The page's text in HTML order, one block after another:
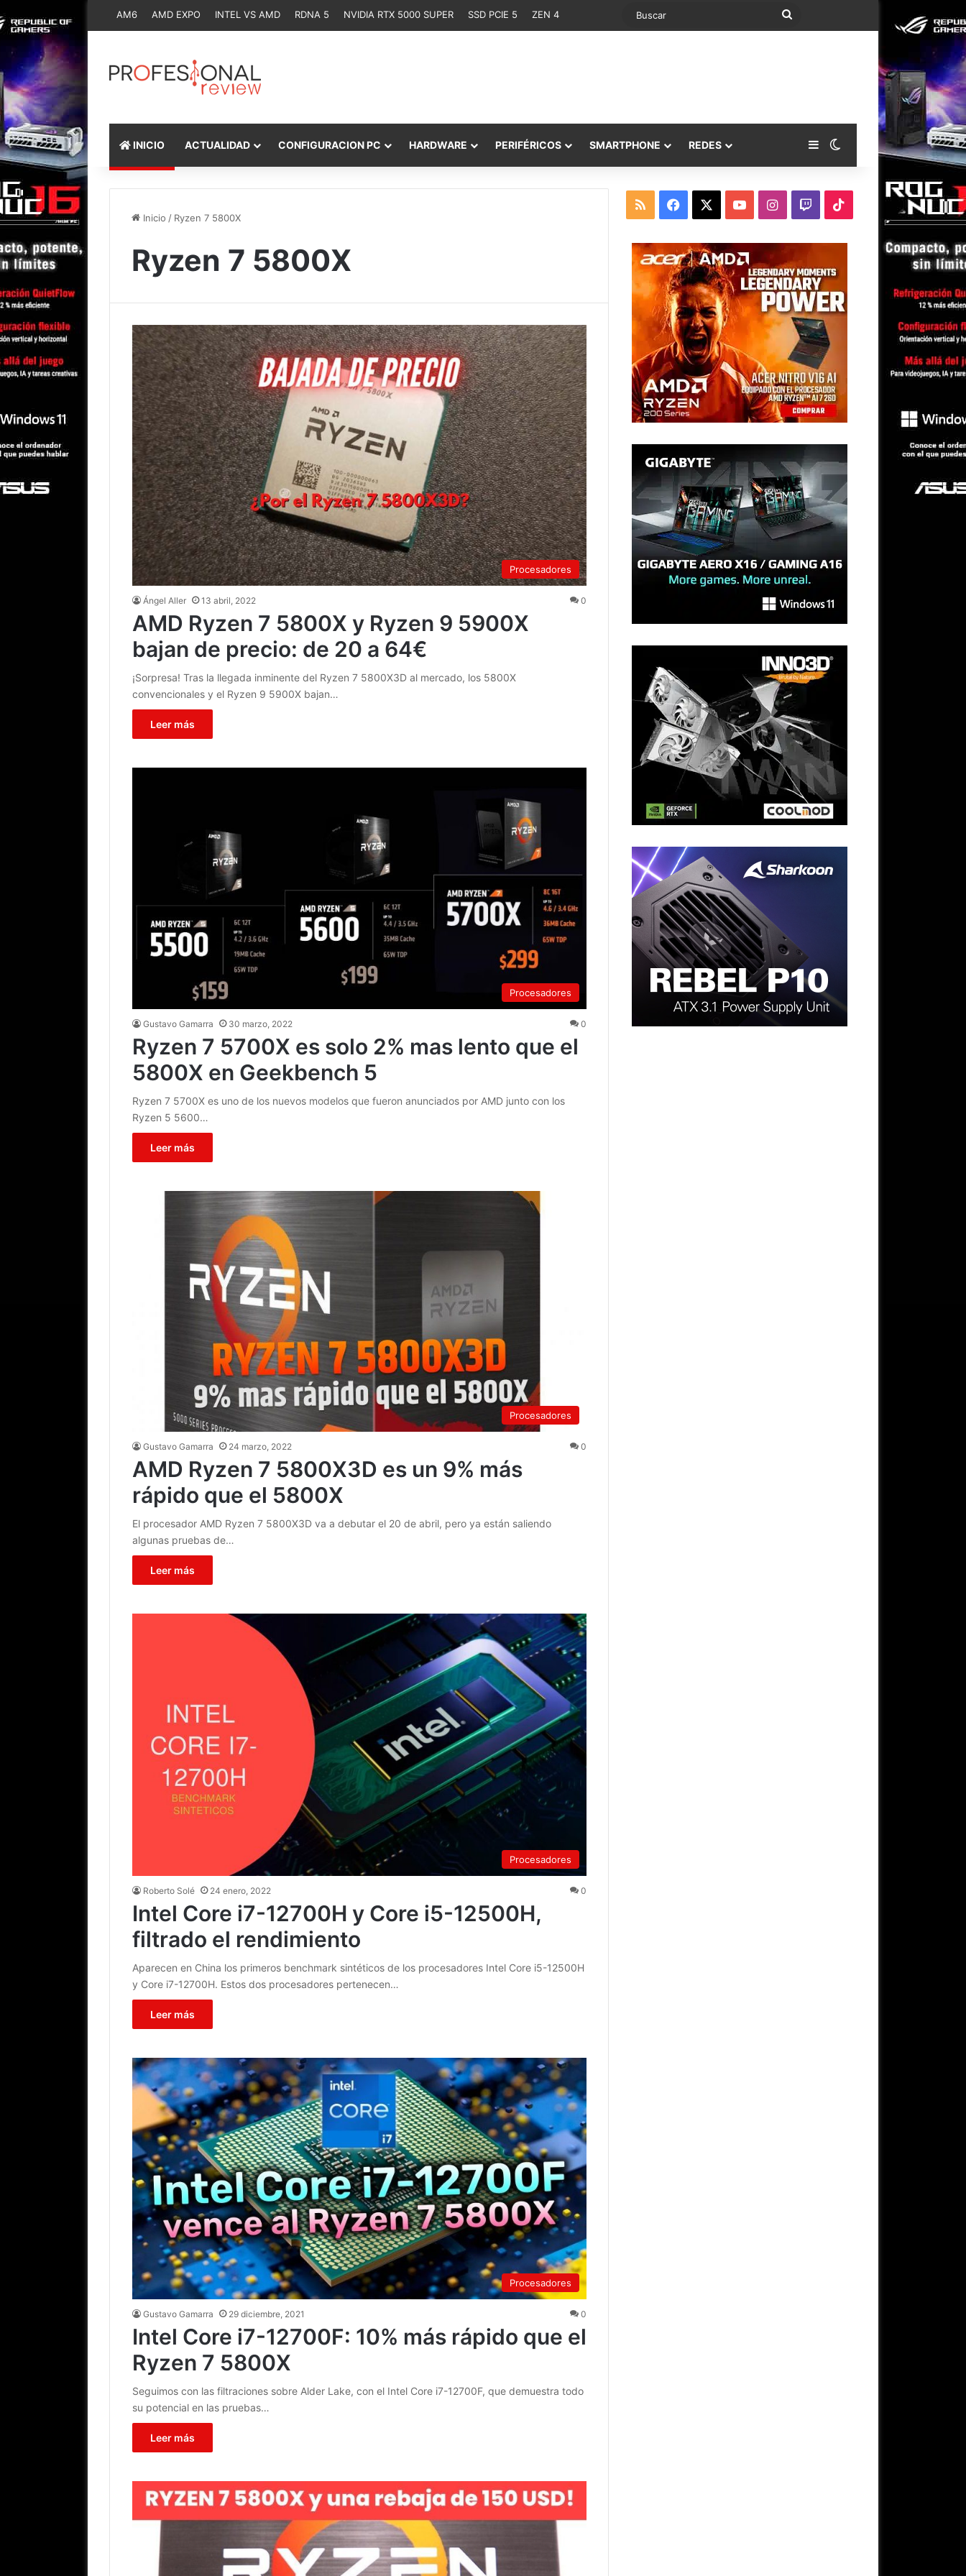
AM6 AMD EXPO INTEL VS AMD RDNA 5 NVIDIA RTX 5000 SUPER SSD PCIE 5 ZEN 4 Buscar
INICIO ACTUALIDAD CONFIGURACION PC HARDWARE PERIFÉRICOS SMARTPHONE REDES Barra lateral
Switch skin
Inicio / Ryzen 7 5800X
Ryzen 7 5800X
Procesadores
Ángel Aller 13 abril, 2022 0
AMD Ryzen 7 5800X y Ryzen 9 5900X
bajan de precio: de 20 a 64€
¡Sorpresa! Tras la llegada inminente del Ryzen 7 5800X3D al mercado, los 5800X
convencionales y el Ryzen 9 5900X bajan…
Leer más
Procesadores
Gustavo Gamarra 30 marzo, 2022 0
Ryzen 7 5700X es solo 2% mas lento que el
5800X en Geekbench 5
Ryzen 7 5700X es uno de los nuevos modelos que fueron anunciados por AMD junto con los
Ryzen 5 5600…
Leer más
Procesadores
Gustavo Gamarra 24 marzo, 2022 0
AMD Ryzen 7 5800X3D es un 9% más
rápido que el 5800X
El procesador AMD Ryzen 7 5800X3D va a debutar el 20 de abril, pero ya están saliendo
algunas pruebas de…
Leer más
Procesadores
Roberto Solé 24 enero, 2022 0
Intel Core i7-12700H y Core i5-12500H,
filtrado el rendimiento
Aparecen en China los primeros benchmark sintéticos de los procesadores Intel Core i5-12500H
y Core i7-12700H. Estos dos procesadores pertenecen…
Leer más
Procesadores
Gustavo Gamarra 29 diciembre, 2021 0
Intel Core i7-12700F: 10% más rápido que el
Ryzen 7 5800X
Seguimos con las filtraciones sobre Alder Lake, con el Intel Core i7-12700F, que demuestra todo
su potencial en las pruebas…
Leer más
RSS Facebook YouTubeInstagram
TwitchTikTok